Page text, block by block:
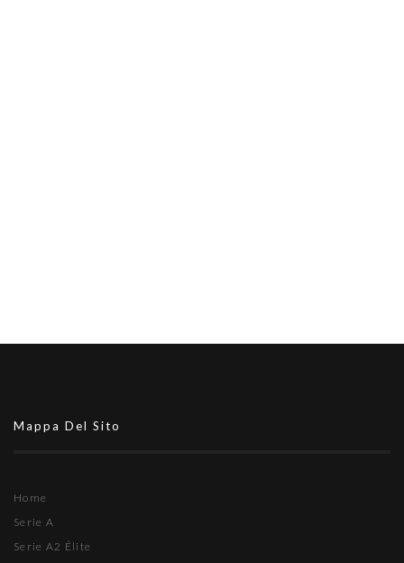
Mappa Del Sito
Home
Serie A
Serie A2 Élite